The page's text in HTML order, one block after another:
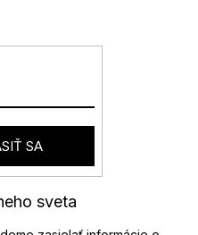
sveta
SA